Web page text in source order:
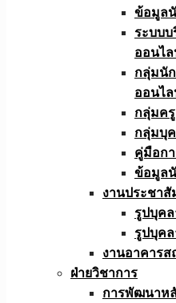
ข้อมูลนั
ระบบบ
ออนไ
กลุ่มนั
ออนไ
กลุ่มค
กลุ่มบุ
คู่มือก
ข้อมูลนั
งานประชา
รูปบุคล
รูปบุค
งานอาคารส
ฝ่ายวิชาการ
การพัฒนาห